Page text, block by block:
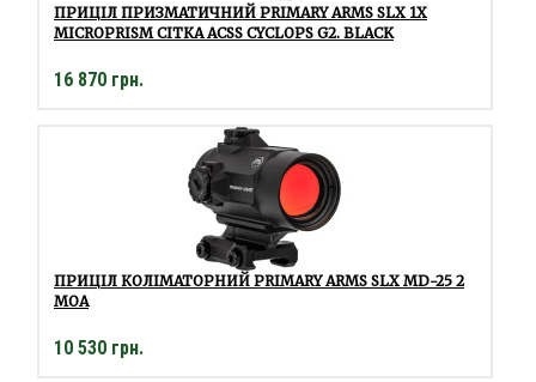
ПРИЦІЛ ПРИЗМАТИЧНИЙ PRIMARY ARMS SLX 1X
MICROPRISM СІТКА ACSS CYCLOPS G2. BLACK
16 870 грн.
ПРИЦІЛ КОЛІМАТОРНИЙ PRIMARY ARMS SLX MD-25 2
МОА
10 530 грн.